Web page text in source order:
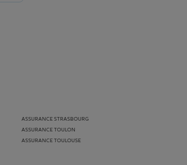
ASSURANCE STRASBOURG
ASSURANCE TOULON
ASSURANCE TOULOUSE